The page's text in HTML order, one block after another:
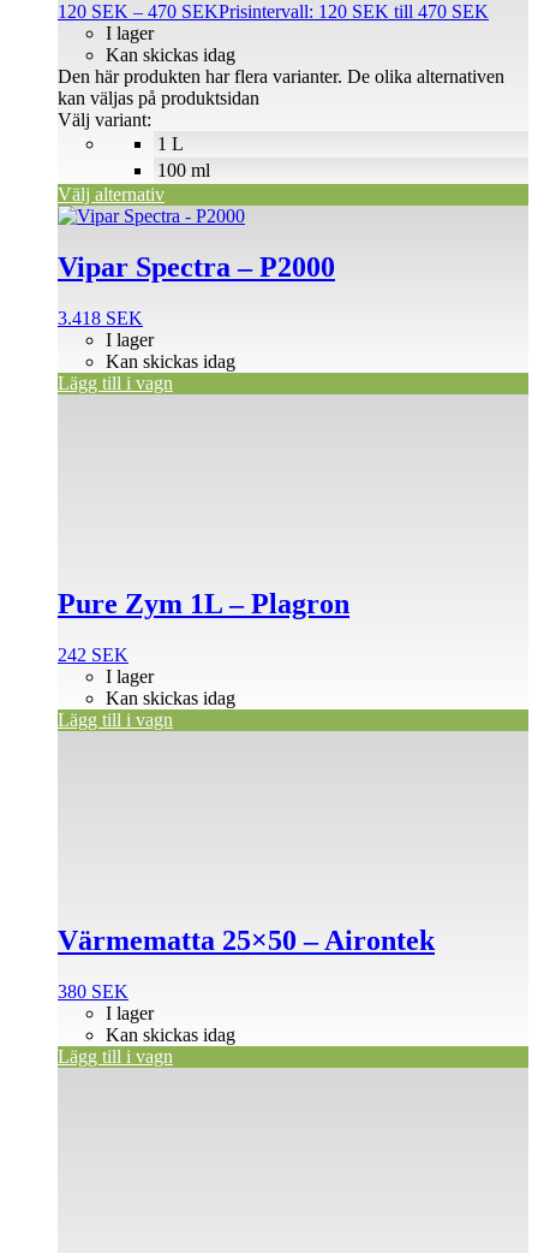
120 SEK – 470 SEKPrisintervall: 120 SEK till 470 SEK
1 L
100 ml
I lager
Kan skickas idag
Välj variant:
Välj alternativ
Den här produkten har flera varianter. De olika alternativen
kan väljas på produktsidan
Vipar Spectra – P2000
3.418 SEK
I lager
Kan skickas idag
Lägg till i vagn
Pure Zym 1L – Plagron
242 SEK
I lager
Kan skickas idag
Lägg till i vagn
Värmematta 25×50 – Airontek
380 SEK
I lager
Kan skickas idag
Lägg till i vagn